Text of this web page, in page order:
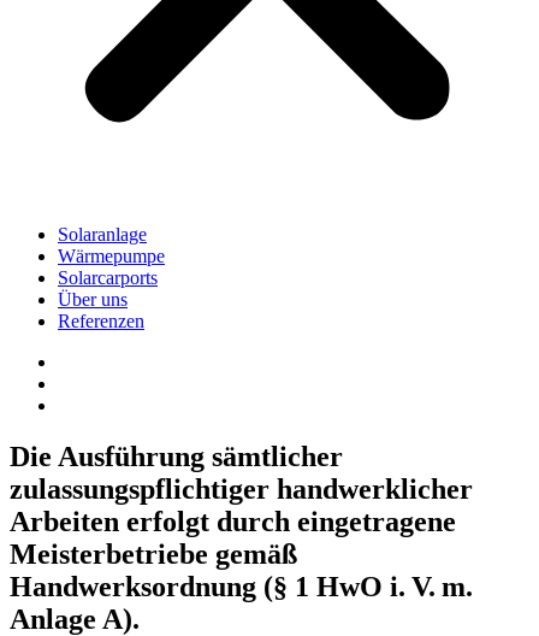
Solaranlage
Wärmepumpe
Solarcarports
Über uns
Referenzen
Die Ausführung sämtlicher
zulassungspflichtiger handwerklicher
Arbeiten erfolgt durch eingetragene
Meisterbetriebe gemäß
Handwerksordnung (§ 1 HwO i. V. m.
Anlage A).